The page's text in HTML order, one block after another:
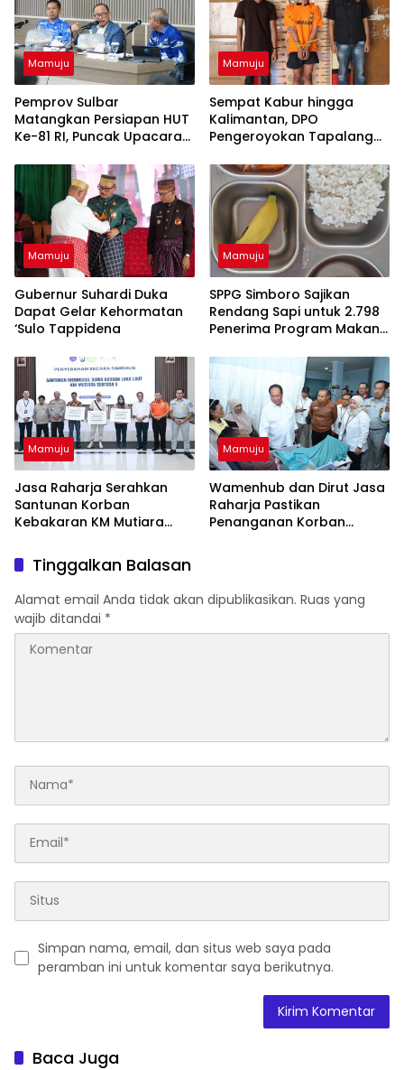
Mamuju
Pemprov Sulbar
Matangkan Persiapan HUT
Ke-81 RI, Puncak Upacara
Mamuju
Sempat Kabur hingga
Kalimantan, DPO
Pengeroyokan Tapalang
Serahkan Diri
Mamuju
Gubernur Suhardi Duka
Dapat Gelar Kehormatan
‘Sulo Tappidena
Mamuju
SPPG Simboro Sajikan
Rendang Sapi untuk 2.798
Penerima Program Makan
Mamuju
Jasa Raharja Serahkan
Santunan Korban
Kebakaran KM Mutiara
Kehadiran Negara
Mamuju
Wamenhub dan Dirut Jasa
Raharja Pastikan
Penanganan Korban
Tinggalkan Balasan
Alamat email Anda tidak akan dipublikasikan. Ruas yang
wajib ditandai *
Simpan nama, email, dan situs web saya pada
peramban ini untuk komentar saya berikutnya.
Baca Juga